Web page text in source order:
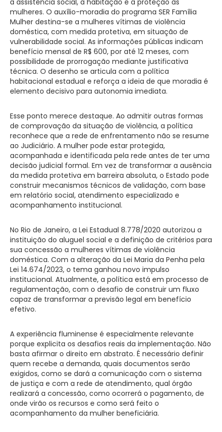
mulheres. O auxílio-moradia do programa SER Família
Mulher destina-se a mulheres vítimas de violência
doméstica, com medida protetiva, em situação de
vulnerabilidade social. As informações públicas indicam
benefício mensal de R$ 600, por até 12 meses, com
possibilidade de prorrogação mediante justificativa
técnica. O desenho se articula com a política
habitacional estadual e reforça a ideia de que moradia é
elemento decisivo para autonomia imediata.
Esse ponto merece destaque. Ao admitir outras formas
de comprovação da situação de violência, a política
reconhece que a rede de enfrentamento não se resume
ao Judiciário. A mulher pode estar protegida,
acompanhada e identificada pela rede antes de ter uma
decisão judicial formal. Em vez de transformar a ausência
da medida protetiva em barreira absoluta, o Estado pode
construir mecanismos técnicos de validação, com base
em relatório social, atendimento especializado e
acompanhamento institucional.
No Rio de Janeiro, a Lei Estadual 8.778/2020 autorizou a
instituição do aluguel social e a definição de critérios para
sua concessão a mulheres vítimas de violência
doméstica. Com a alteração da Lei Maria da Penha pela
Lei 14.674/2023, o tema ganhou novo impulso
institucional. Atualmente, a política está em processo de
regulamentação, com o desafio de construir um fluxo
capaz de transformar a previsão legal em benefício
efetivo.
A experiência fluminense é especialmente relevante
porque explicita os desafios reais da implementação. Não
basta afirmar o direito em abstrato. É necessário definir
quem recebe a demanda, quais documentos serão
exigidos, como se dará a comunicação com o sistema
de justiça e com a rede de atendimento, qual órgão
realizará a concessão, como ocorrerá o pagamento, de
onde virão os recursos e como será feito o
acompanhamento da mulher beneficiária.